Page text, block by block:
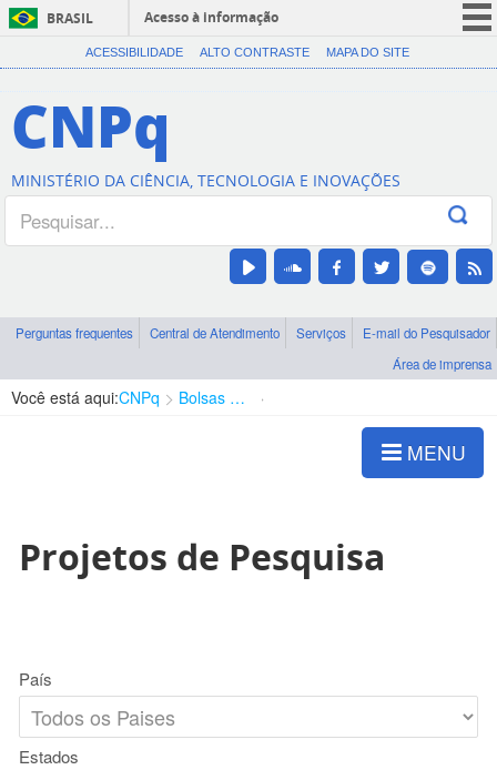
BRASIL
Acesso à informação
CORONAVÍRUS (COVID-19)
Canais
ACESSIBILIDADE ALTO CONTRASTE MAPA DO SITE
CNPq
MINISTÉRIO DA CIÊNCIA, TECNOLOGIA E INOVAÇÕES
Perguntas frequentes Central de Atendimento Serviços
E-mail do Pesquisador
Área de imprensa
Você está aqui:CNPq Bolsas e Auxílios Vigentes
MENU
Projetos de Pesquisa
País
Estados